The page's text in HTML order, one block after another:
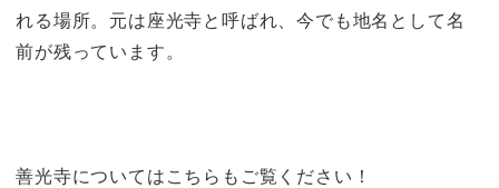
れる場所。元は座光寺と呼ばれ、今でも地名として名
前が残っています。
善光寺についてはこちらもご覧ください！